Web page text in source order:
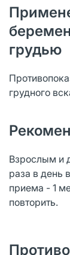
грудью
грудного
Взрослым и
раза в день
приема - 1
повторить.